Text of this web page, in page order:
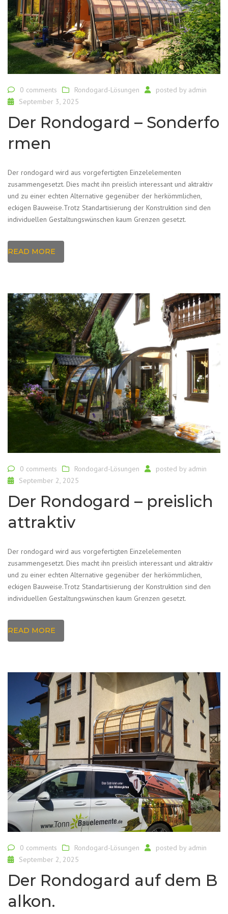
0 comments Rondogard-Lösungen posted by admin
September 3, 2025
Der Rondogard – Sonderfo
rmen
Der rondogard wird aus vorgefertigten Einzelelementen
zusammengesetzt. Dies macht ihn preislich interessant und aktraktiv
und zu einer echten Alternative gegenüber der herkömmlichen,
eckigen Bauweise.Trotz Standartisierung der Konstruktion sind den
individuellen Gestaltungswünschen kaum Grenzen gesetzt.
READ MORE
0 comments Rondogard-Lösungen posted by admin
September 2, 2025
Der Rondogard – preislich
attraktiv
Der rondogard wird aus vorgefertigten Einzelelementen
zusammengesetzt. Dies macht ihn preislich interessant und aktraktiv
und zu einer echten Alternative gegenüber der herkömmlichen,
eckigen Bauweise.Trotz Standartisierung der Konstruktion sind den
individuellen Gestaltungswünschen kaum Grenzen gesetzt.
READ MORE
0 comments Rondogard-Lösungen posted by admin
September 2, 2025
Der Rondogard auf dem B
alkon.